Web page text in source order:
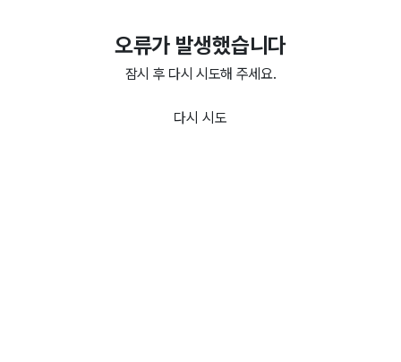
오류가 발생했습니다
잠시 후 다시 시도해 주세요.
다시 시도